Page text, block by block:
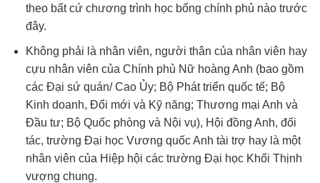
theo bất cứ chương trình học bổng chính phủ nào trước
đây.
Không phải là nhân viên, người thân của nhân viên hay
cựu nhân viên của Chính phủ Nữ hoàng Anh (bao gồm
các Đại sứ quán/ Cao Ủy; Bộ Phát triển quốc tế; Bộ
Kinh doanh, Đổi mới và Kỹ năng; Thương mại Anh và
Đầu tư; Bộ Quốc phòng và Nội vụ), Hội đồng Anh, đối
tác, trường Đại học Vương quốc Anh tài trợ hay là một
nhân viên của Hiệp hội các trường Đại học Khối Thịnh
vượng chung.